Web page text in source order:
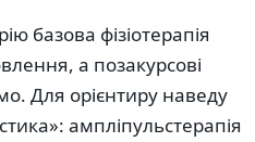
базова фізіотерапія
а позакурсові
Для орієнтиру наведу
ампліпульстерапія